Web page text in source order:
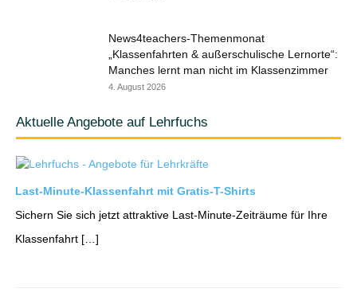
News4teachers-Themenmonat
„Klassenfahrten & außerschulische Lernorte“:
Manches lernt man nicht im Klassenzimmer
4. August 2026
Aktuelle Angebote auf Lehrfuchs
Last-Minute-Klassenfahrt mit Gratis-T-Shirts
Sichern Sie sich jetzt attraktive Last-Minute-Zeiträume für Ihre
Klassenfahrt […]